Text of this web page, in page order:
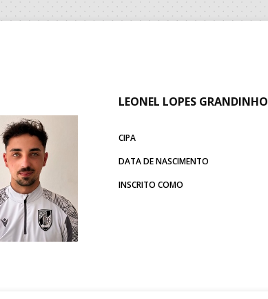
LEONEL LOPES GRANDINHO
CIPA
DATA DE NASCIMENTO
INSCRITO COMO